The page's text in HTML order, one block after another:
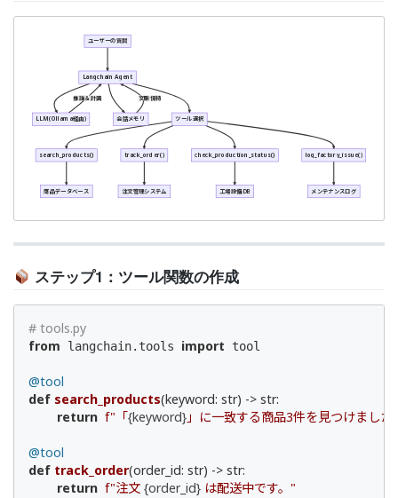
推論＆計画 文脈保持
ユーザーの質問
Langchain Agent
LLM (Ollama経由) 会話メモリ ツール選択
search_products() track_order() check_production_status() log_factory_issue()
商品データベース 注文管理システム 工場設備DB メンテナンスログ
ステップ1：ツール関数の作成
# tools.py
from langchain.tools import tool
@tool
def search_products(keyword: str) -> str:
return f"「{keyword} 」に一致する商品3件を見つけまし
@tool
def track_order(order_id: str) -> str:
return f"注文 {order_id} は配送中です。"